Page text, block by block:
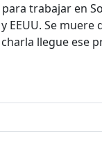
trabajar en
EEUU. Se
llegue ese